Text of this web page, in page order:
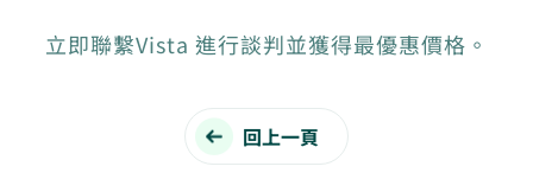
立即聯繫Vista 進行談判並獲得最優惠價格。
回上一頁